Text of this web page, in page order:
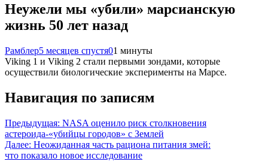
Неужели мы «убили» марсианскую
жизнь 50 лет назад
Рамблер5 месяцев спустя01 минуты
Viking 1 и Viking 2 стали первыми зондами, которые
осуществили биологические эксперименты на Марсе.
Навигация по записям
Предыдущая: NASA оценило риск столкновения
астероида-«убийцы городов» с Землей
Далее: Неожиданная часть рациона питания змей:
что показало новое исследование